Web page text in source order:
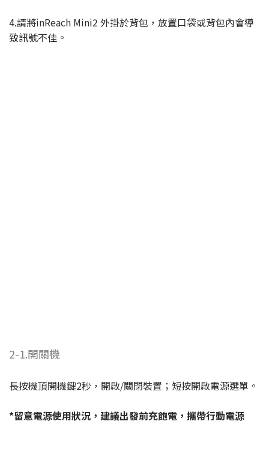
4.請將inReach Mini2 外掛於背包，放置口袋或背包內會導
致訊號不佳。
2-1.開關機
長按機頂開機鍵2秒，開啟/關閉裝置；短按開啟電源選單。
*留意電源使用狀況，建議出發前充飽電，攜帶行動電源